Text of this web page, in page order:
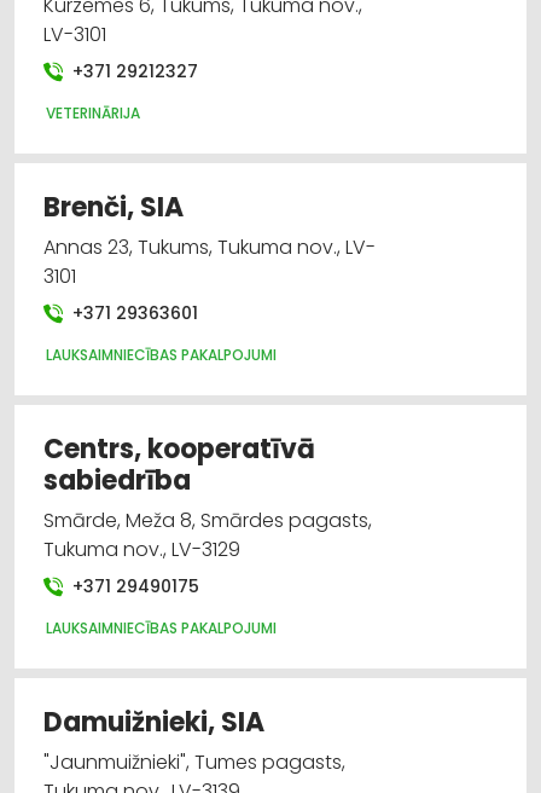
LV-3101
+371 29212327
VETERINĀRIJA
Brenči, SIA
Annas 23, Tukums, Tukuma nov., LV-
3101
+371 29363601
LAUKSAIMNIECĪBAS PAKALPOJUMI
Centrs, kooperatīvā
sabiedrība
Smārde, Meža 8, Smārdes pagasts,
Tukuma nov., LV-3129
+371 29490175
LAUKSAIMNIECĪBAS PAKALPOJUMI
Damuižnieki, SIA
"Jaunmuižnieki", Tumes pagasts,